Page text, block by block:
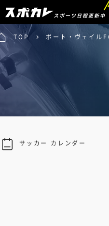
スポーツ日程更新中
TOP ポート・ヴェイル
サッカー カレンダー